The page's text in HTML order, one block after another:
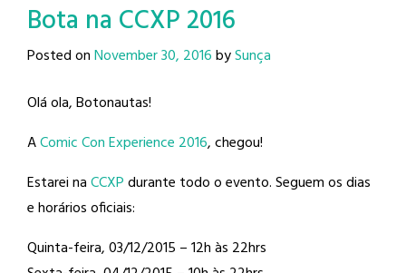
Bota na CCXP 2016
Posted onNovember 30, 2016bySunça
Olá ola, Botonautas!
AComic Con Experience 2016, chegou!
Estarei naCCXPdurante todo o evento. Seguem os dias
e horários oficiais:
Quinta-feira, 03/12/2015 – 12h às 22hrs